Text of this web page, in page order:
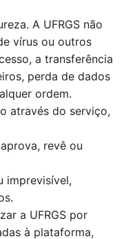
A UFRGS não
vírus ou outros
a transferência
perda de dados
ordem.
através do serviço,
revê ou
imprevisível,
a UFRGS por
à plataforma,